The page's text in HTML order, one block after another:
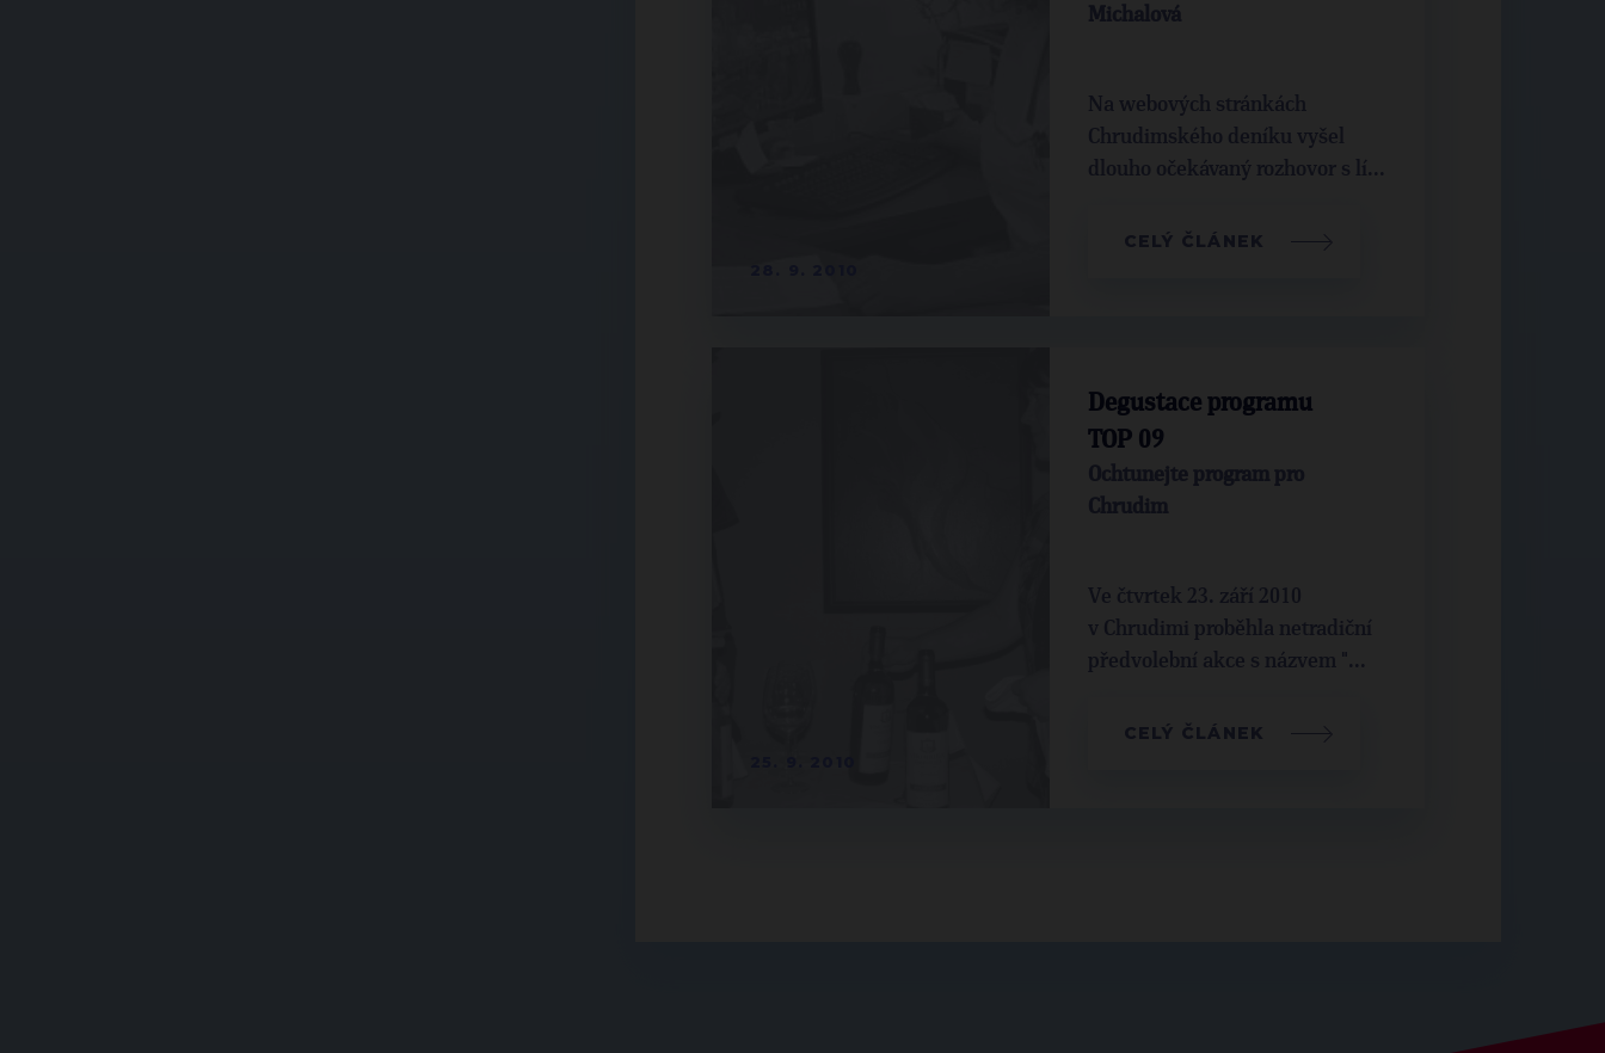
Michalová
Na webových stránkách
Chrudimského deníku vyšel
dlouho očekávaný rozhovor s lí...
CELÝ ČLÁNEK
Degustace programu
TOP 09
Ochtunejte program pro
Chrudim
Ve čtvrtek 23. září 2010
v Chrudimi proběhla netradiční
předvolební akce s názvem "...
CELÝ ČLÁNEK